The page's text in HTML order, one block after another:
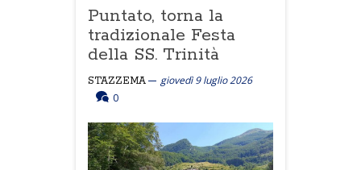
Puntato, torna la
tradizionale Festa
della SS. Trinità
STAZZEMA
giovedì 9 luglio 2026
0